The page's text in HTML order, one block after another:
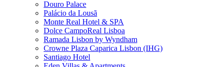
Douro Palace
Palácio da Lousã
Monte Real Hotel & SPA
Dolce CampoReal Lisboa
Ramada Lisbon by Wyndham
Crowne Plaza Caparica Lisbon (IHG)
Santiago Hotel